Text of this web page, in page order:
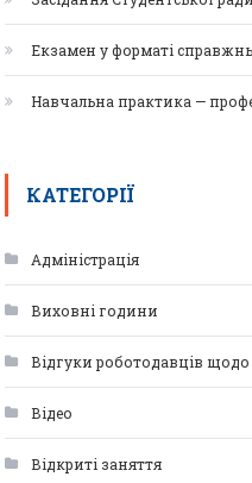
Екзамен у форматі
Навчальна практика —
КАТЕГОРІЇ
Адміністрація
Виховні години
Відгуки роботодавців
Відео
Відкриті заняття